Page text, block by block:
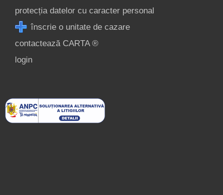
protecția datelor cu caracter personal
înscrie o unitate de cazare
contactează CARTA ®
login